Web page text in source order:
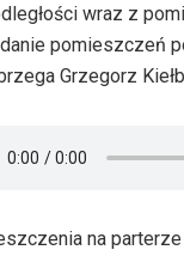
wraz z
pomieszczeń
Grzegorz Kiełb
na